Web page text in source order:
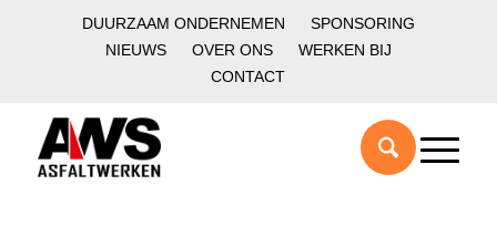
DUURZAAM ONDERNEMEN
SPONSORING
NIEUWS
OVER ONS
WERKEN BIJ
CONTACT